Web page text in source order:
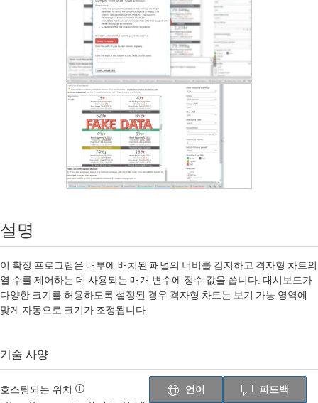
설명
이 확장 프로그램은 내부에 배치된 패널의 너비를 감지하고 격자형 차트의
열 수를 제어하는 데 사용되는 매개 변수에 정수 값을 씁니다. 대시보드가
다양한 크기를 허용하도록 설정된 경우 격자형 차트는 보기 가능 영역에
맞게 자동으로 크기가 조정됩니다.
기술 사양
호스팅되는 위치
언어 피드백